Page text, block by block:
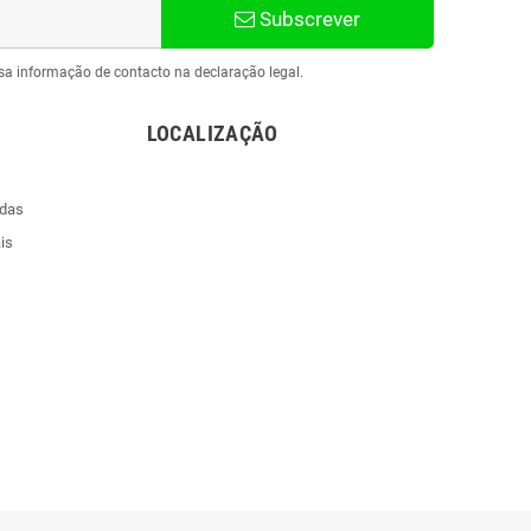
Subscrever
informação de contacto na declaração legal.
LOCALIZAÇÃO